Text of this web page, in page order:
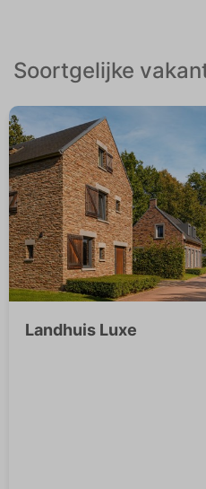
Soortgelijke
Landhuis Luxe